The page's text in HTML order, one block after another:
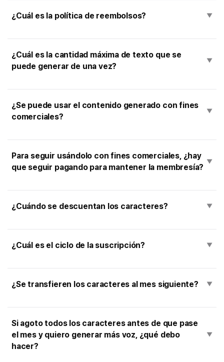
¿Cuál es la política de reembolsos? ▼
¿Cuál es la cantidad máxima de texto que se
puede generar de una vez?
▼
¿Se puede usar el contenido generado con fines
comerciales?
▼
Para seguir usándolo con fines comerciales, ¿hay
que seguir pagando para mantener la membresía?
▼
¿Cuándo se descuentan los caracteres? ▼
¿Cuál es el ciclo de la suscripción? ▼
¿Se transfieren los caracteres al mes siguiente? ▼
Si agoto todos los caracteres antes de que pase
el mes y quiero generar más voz, ¿qué debo
hacer?
▼